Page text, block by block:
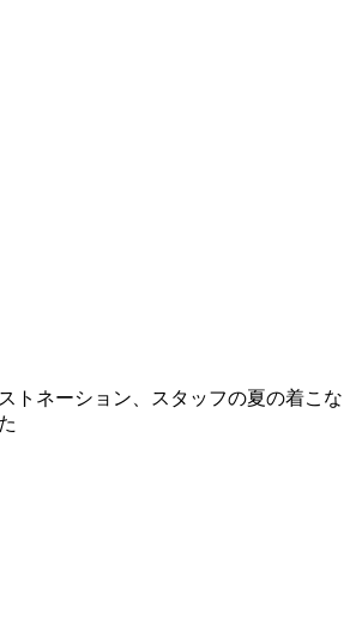
トネーション、スタッフの夏の着こな